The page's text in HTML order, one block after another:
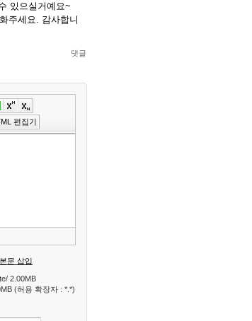
있으실거예요~
주세요. 감사합니
댓글
도
편집기
본문 삽입
2.00MB
(허용 확장자 : *.*)